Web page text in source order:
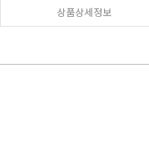
상품상세정보